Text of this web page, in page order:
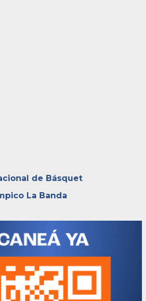
de Básquet
La Banda